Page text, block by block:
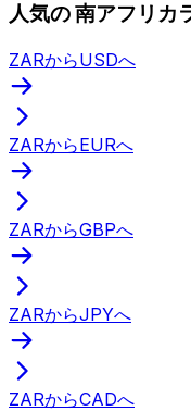
人気の 南アフリカ
ZARからUSDへ
ZARからEURへ
ZARからGBPへ
ZARからJPYへ
ZARからCADへ